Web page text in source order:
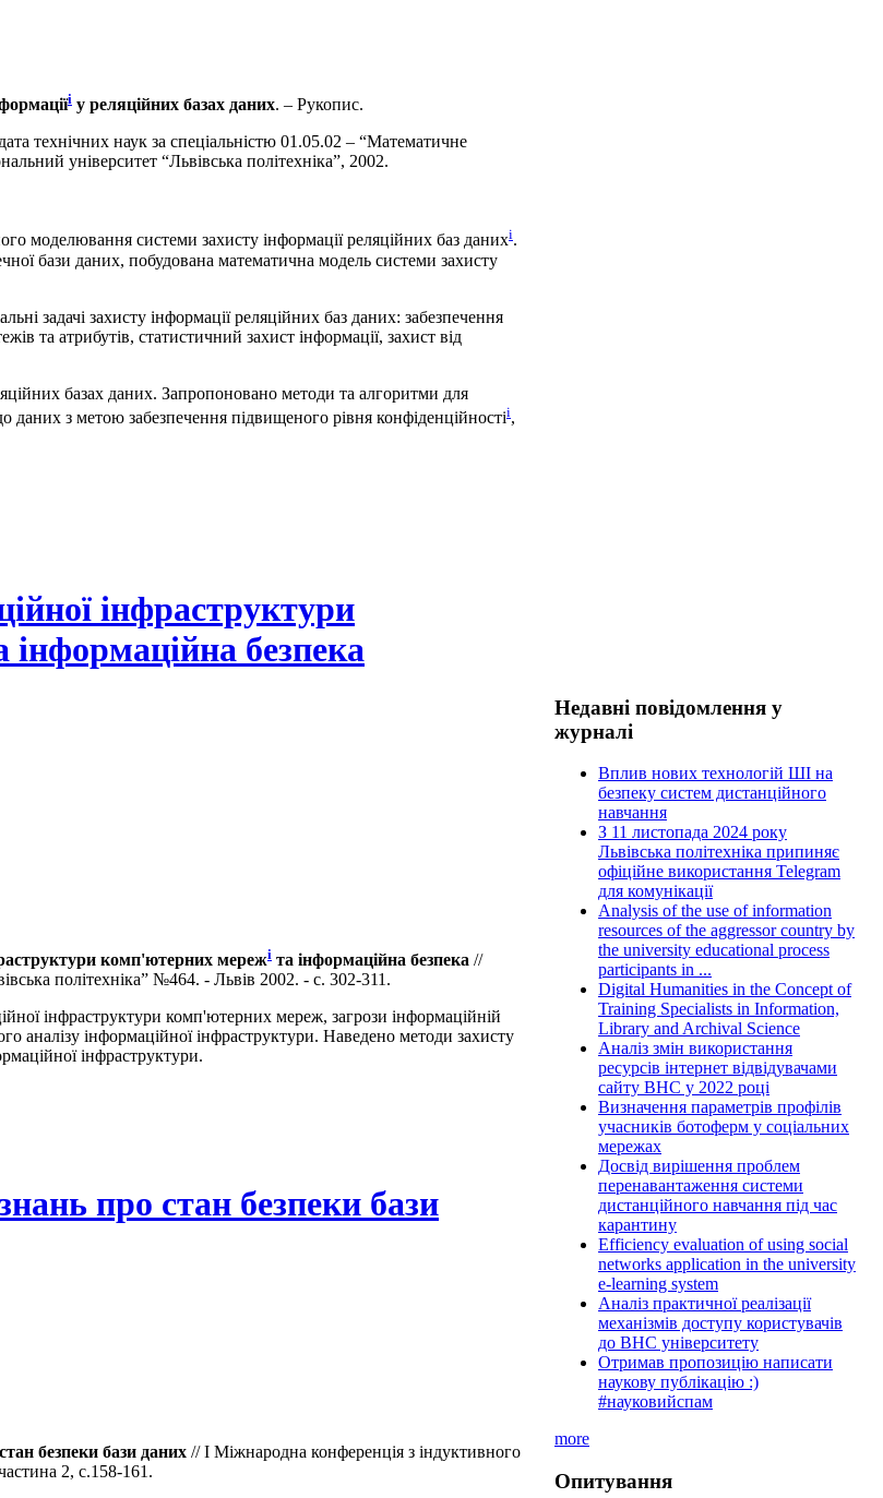
i у реляційних базах даних. – Рукопис.
технічних наук за спеціальністю 01.05.02 – “Математичне
університет “Львівська політехніка”, 2002.
моделювання системи захисту інформації реляційних баз данихi.
бази даних, побудована математична модель системи захисту
задачі захисту інформації реляційних баз даних: забезпечення
та атрибутів, статистичний захист інформації, захист від
базах даних. Запропоновано методи та алгоритми для
даних з метою забезпечення підвищеного рівня конфіденційностіi,
інфраструктури
безпека
комп'ютерних мережi та інформаційна безпека //
політехніка” №464. - Львів 2002. - с. 302-311.
інфраструктури комп'ютерних мереж, загрози інформаційній
аналізу інформаційної інфраструктури. Наведено методи захисту
інфраструктури.
про стан безпеки бази
безпеки бази даних // I Міжнародна конференція з індуктивного
2, с.158-161.
Недавні повідомлення у
журналі
Вплив нових технологій ШІ на
безпеку систем дистанційного
навчання
З 11 листопада 2024 року
Львівська політехніка припиняє
офіційне використання Telegram
для комунікації
Analysis of the use of information
resources of the aggressor country by
the university educational process
participants in ...
Digital Humanities in the Concept of
Training Specialists in Information,
Library and Archival Science
Аналіз змін використання
ресурсів інтернет відвідувачами
сайту ВНС у 2022 році
Визначення параметрів профілів
учасників ботоферм у соціальних
мережах
Досвід вирішення проблем
перенавантаження системи
дистанційного навчання під час
карантину
Efficiency evaluation of using social
networks application in the university
e-learning system
Аналіз практичної реалізації
механізмів доступу користувачів
до ВНС університету
Отримав пропозицію написати
наукову публікацію :)
#науковийспам
more
Опитування